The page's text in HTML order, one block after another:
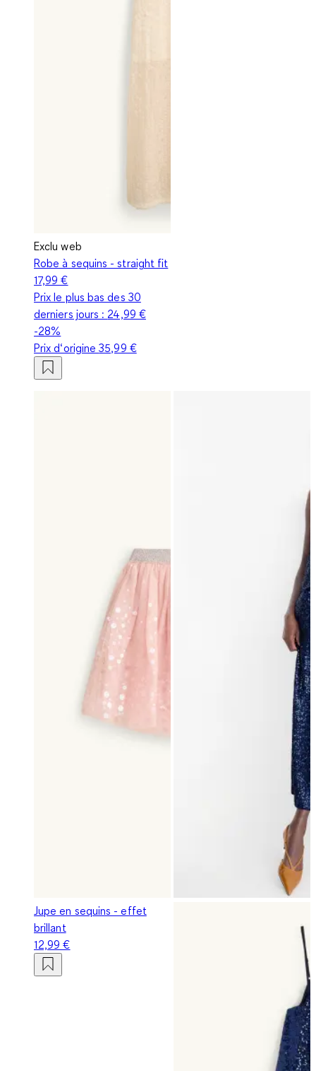
Exclu web
Robe à sequins - straight fit
17,99 €
Prix le plus bas des 30
derniers jours : 24,99 €
-28%
Prix d‘origine35,99 €
Jupe en sequins - effet
brillant
12,99 €